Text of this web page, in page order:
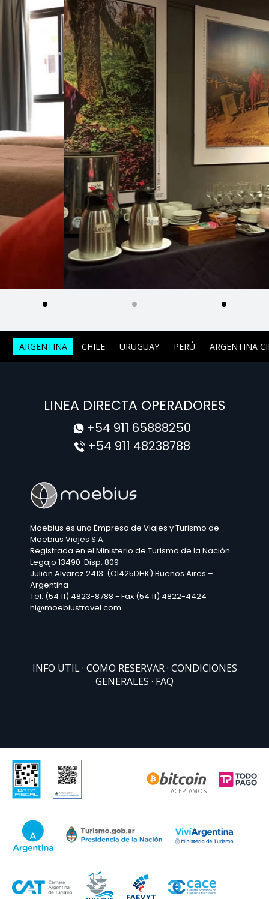
ARGENTINA CHILE URUGUAY PERÚ ARGENTINA
LINEA DIRECTA OPERADORES
+54 911 65888250
+54 911 48238788
Moebius es una Empresa de Viajes y Turismo de
Moebius Viajes S.A.
Registrada en el Ministerio de Turismo de la Nación
Legajo 13490 Disp. 809
Julián Alvarez 2413 (C1425DHK) Buenos Aires –
Argentina
Tel. (54 11) 4823-8788 - Fax (54 11) 4822-4424
hi@moebiustravel.com
INFO UTIL COMO RESERVAR CONDICIONES
GENERALES FAQ
ACEPTAMOS